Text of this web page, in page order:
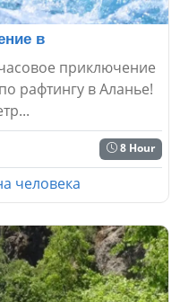
в
приключение
рафтингу в Аланье!
8 Hour
человека